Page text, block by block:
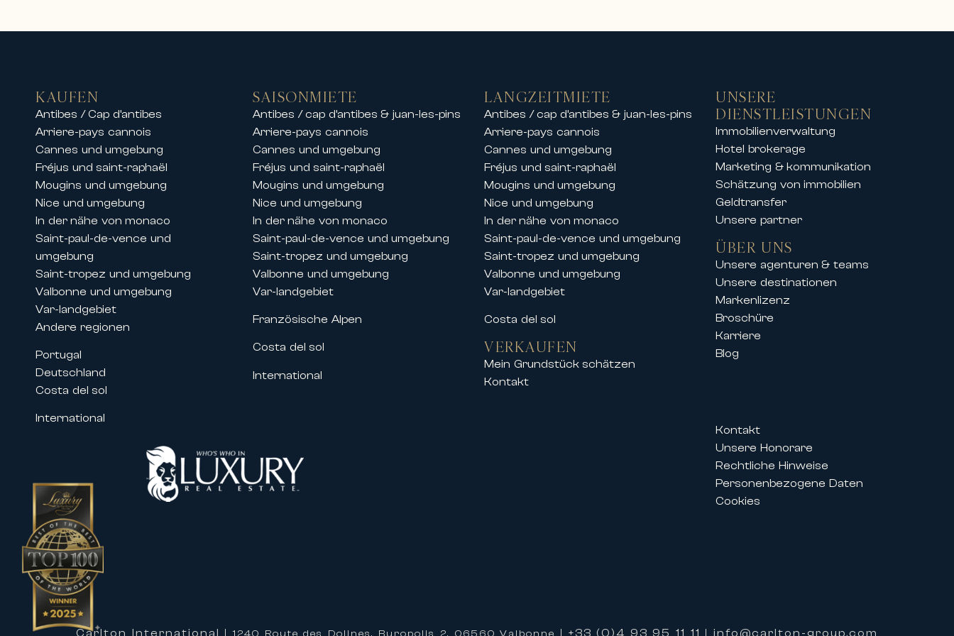
• Private Immobilien in gesicherten Anlagen
• Hochwertige Apartments im Stadtzentrum oder am Meer
• Außergewöhnliche Residenzen in der Nähe von Stränden, Häfen und Golfplätzen
Unsere Teams bieten ebenfalls die Vermietung von Luxus-Chalets in den schönsten Skigebieten an, sodass Sie
einen exklusiven Aufenthalt in den Bergen in einer außergewöhnlichen Umgebung genießen können.
Ob für einen Familienurlaub, einen Aufenthalt mit Freunden oder eine private Veranstaltung – unsere Immobilien
bieten Komfort, Eleganz und erstklassige Services.
Vermietungen während der Kongresse und Festivals in Cannes
Dank ihrer historischen Präsenz an der Französischen Riviera begleitet Carlton International seine Kunden auch
bei großen internationalen Veranstaltungen in Cannes.
Wir bieten die Vermietung von Prestige-Apartments und -Villen während wichtiger Kongresse und Festivals an,
wie zum Beispiel:
• MIPIM
• Cannes Lions
• Cannes Yachting Festival
Unsere Immobilien in der Nähe des Stadtzentrums, der Croisette und des Palais des Festivals ermöglichen es
Fachleuten und Unternehmen, von hochwertigem Wohnraum zu profitieren, der perfekt auf ihre Bedürfnisse
zugeschnitten ist.
Maßgeschneiderte Betreuung für Ihren Aufenthalt
Eine Immobilie mit Carlton International zu mieten bedeutet, von einem personalisierten Service und einer
hochwertigen Betreuung zu profitieren, um Ihnen ein einzigartiges Erlebnis zu bieten.
Unsere Teams unterstützen Sie bei der Organisation Ihres Aufenthalts und bieten zudem exklusive
Dienstleistungen an:
• Maßgeschneiderte Organisation Ihres Aufenthalts
KAUFEN
Antibes / Cap d’antibes
Arriere-pays cannois
Cannes und umgebung
Fréjus und saint-raphaël
Mougins und umgebung
Nice und umgebung
In der nähe von monaco
Saint-paul-de-vence und
umgebung
Saint-tropez und umgebung
Valbonne und umgebung
Var-landgebiet
Andere regionen
Portugal
Deutschland
Costa del sol
International
SAISONMIETE
Antibes / cap d’antibes & juan-les-pins
Arriere-pays cannois
Cannes und umgebung
Fréjus und saint-raphaël
Mougins und umgebung
Nice und umgebung
In der nähe von monaco
Saint-paul-de-vence und umgebung
Saint-tropez und umgebung
Valbonne und umgebung
Var-landgebiet
Französische Alpen
Costa del sol
International
LANGZEITMIETE
Antibes / cap d’antibes & juan-les-pins
Arriere-pays cannois
Cannes und umgebung
Fréjus und saint-raphaël
Mougins und umgebung
Nice und umgebung
In der nähe von monaco
Saint-paul-de-vence und umgebung
Saint-tropez und umgebung
Valbonne und umgebung
Var-landgebiet
Costa del sol
VERKAUFEN
Mein Grundstück schätzen
Kontakt
UNSERE
DIENSTLEISTUNGEN
Immobilienverwaltung
Hotel brokerage
Marketing & kommunikation
Schätzung von immobilien
Geldtransfer
Unsere partner
ÜBER UNS
Unsere agenturen & teams
Unsere destinationen
Markenlizenz
Broschüre
Karriere
Blog
Kontakt
Unsere Honorare
Rechtliche Hinweise
Personenbezogene Daten
Cookies